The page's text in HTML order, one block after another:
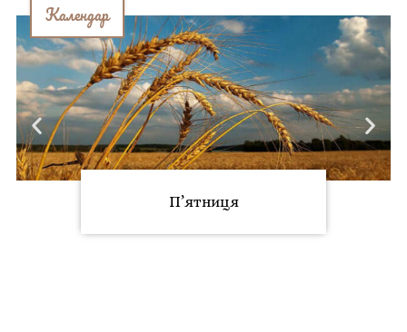
Календар
П’ятниця